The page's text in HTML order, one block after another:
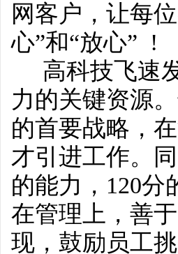
网客户，让每
心”和“放心” !
高科技飞速
力的关键资源
的首要战略，
才引进工作。
的能力，120
在管理上，善
现，鼓励员工